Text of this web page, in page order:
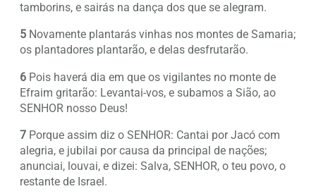
tamborins, e sairás na dança dos que se alegram.
5 Novamente plantarás vinhas nos montes de Samaria;
os plantadores plantarão, e delas desfrutarão.
6 Pois haverá dia em que os vigilantes no monte de
Efraim gritarão: Levantai-vos, e subamos a Sião, ao
SENHOR nosso Deus!
7 Porque assim diz o SENHOR: Cantai por Jacó com
alegria, e jubilai por causa da principal de nações;
anunciai, louvai, e dizei: Salva, SENHOR, o teu povo, o
restante de Israel.